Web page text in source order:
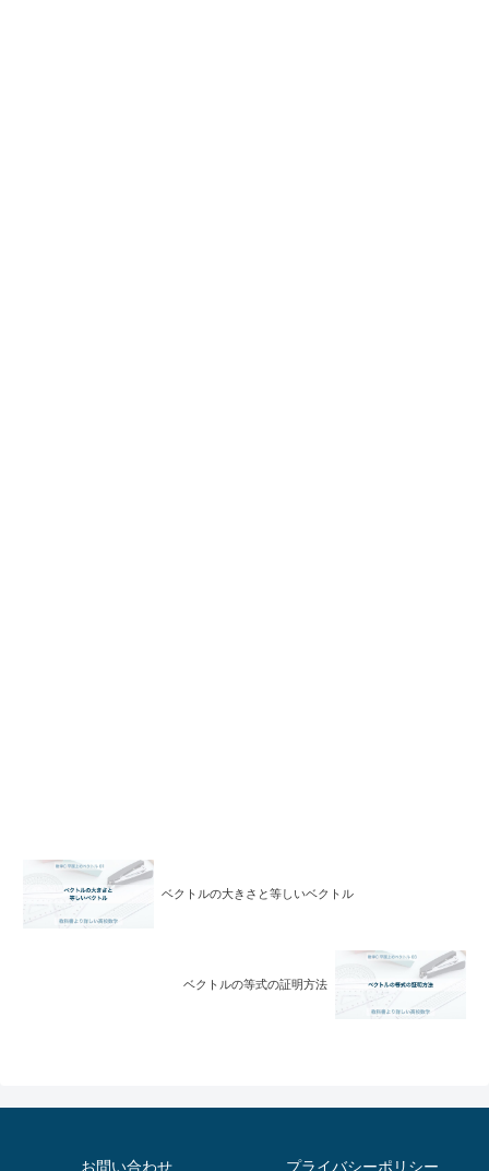
ベクトルの大きさと等しいベクトル
ベクトルの等式の証明方法
お問い合わせ プライバシーポリシー